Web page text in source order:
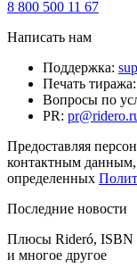
8 800 500 11 67
Написать нам
Поддержка:
Печать тиража:
Вопросы по
PR:
Предоставляя
контактным данным,
определенных
Последние новости
Плюсы Rideró, ISBN
и многое другое